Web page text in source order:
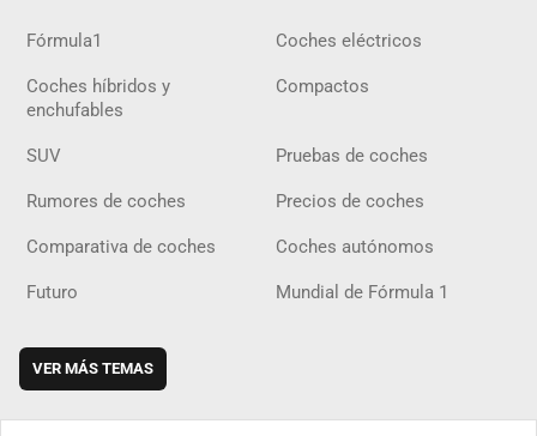
Fórmula1 Coches eléctricos
Coches híbridos y
enchufables
Compactos
SUV Pruebas de coches
Rumores de coches Precios de coches
Comparativa de coches Coches autónomos
Futuro Mundial de Fórmula 1
VER MÁS TEMAS